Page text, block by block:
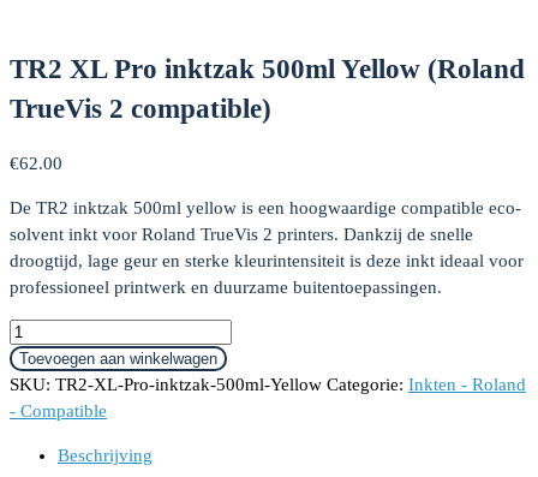
TR2 XL Pro inktzak 500ml Yellow (Roland
TrueVis 2 compatible)
€62.00
De TR2 inktzak 500ml yellow is een hoogwaardige compatible eco-
solvent inkt voor Roland TrueVis 2 printers. Dankzij de snelle
droogtijd, lage geur en sterke kleurintensiteit is deze inkt ideaal voor
professioneel printwerk en duurzame buitentoepassingen.
TR2
XL
Pro
inktzak
Yellow
Toevoegen aan winkelwagen
SKU: TR2-XL-Pro-inktzak-500ml-Yellow Categorie: Inkten - Roland
- Compatible
Beschrijving